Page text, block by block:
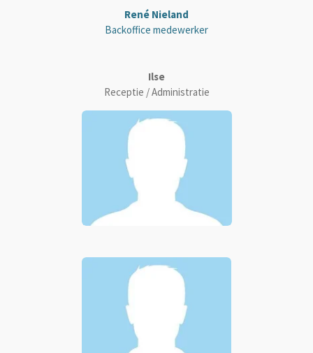
René Nieland
Backoffice medewerker
Ilse
Receptie / Administratie